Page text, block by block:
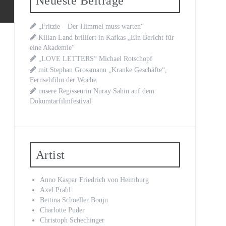
„Fritzie – Der Himmel muss warten“
Kilian Land brilliert in Kafkas „Ein Bericht für
eine Akademie“
„LOVE LETTERS“ Michael Rotschopf
mit Stephan Grossmann „Kranke Geschäfte“,
Fernsehfilm der Woche
unsere Regisseurin Nuray Sahin auf dem
Dokumtarfilmfestival
Artist
Anno Kaspar Friedrich von Heimburg
Axel Prahl
Bettina Schoeller Bouju
Charlotte Puder
Christoph Schechinger